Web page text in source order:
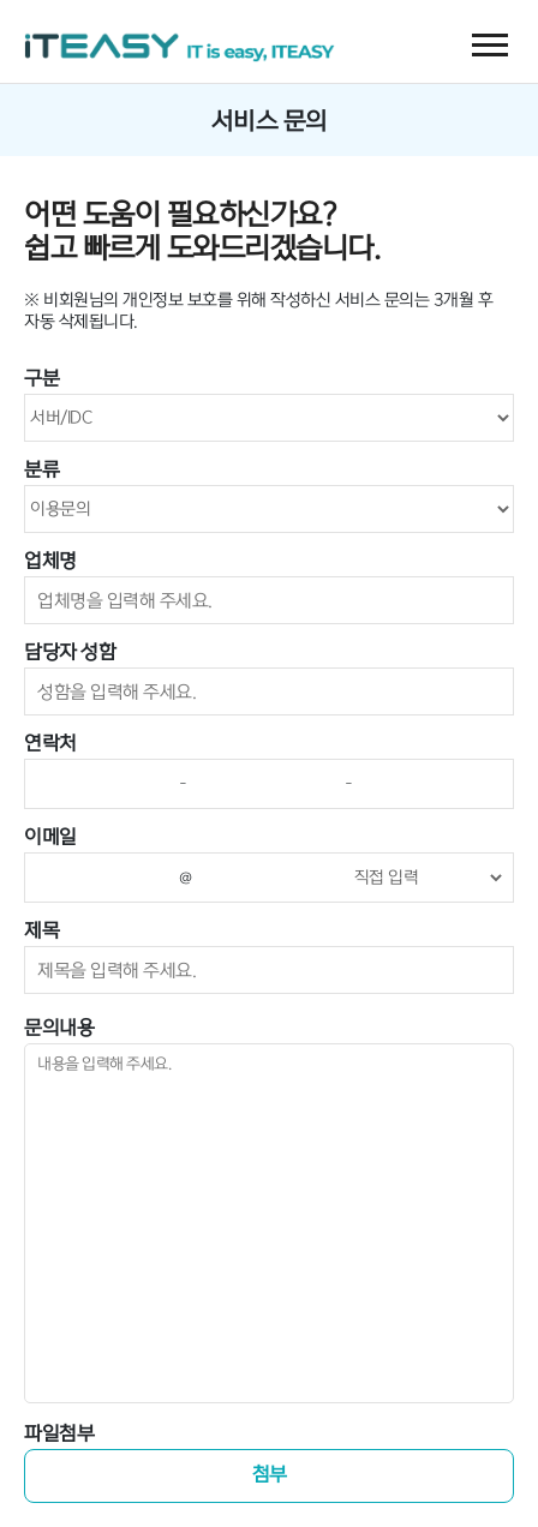
서비스 문의
어떤 도움이 필요하신가요?
쉽고 빠르게 도와드리겠습니다.
※ 비회원님의 개인정보 보호를 위해 작성하신 서비스 문의는 3개월 후
자동 삭제됩니다.
구분
분류
업체명
담당자 성함
연락처
- -
이메일
@
제목
문의내용
파일첨부
첨부